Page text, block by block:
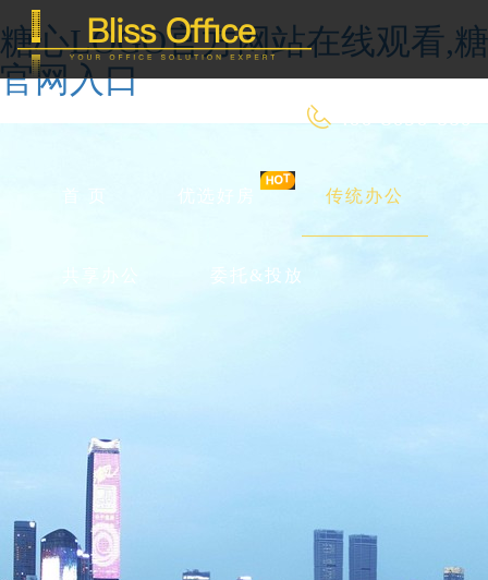
糖心LOGO官方网站在线观看,
官网入口
400-8090-660
首 页 优选好房 传统办公
委托&投放